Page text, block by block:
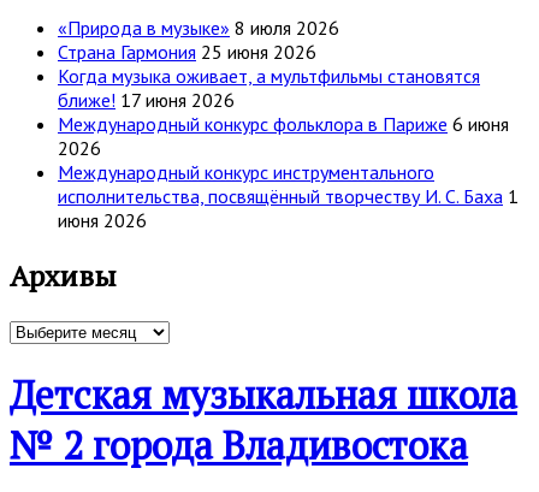
«Природа в музыке» 8 июля 2026
Страна Гармония 25 июня 2026
Когда музыка оживает, а мультфильмы становятся
ближе! 17 июня 2026
Международный конкурс фольклора в Париже 6 июня
2026
Международный конкурс инструментального
исполнительства, посвящённый творчеству И. С. Баха 1
июня 2026
Архивы
Архивы
Детская музыкальная школа
№ 2 города Владивостока